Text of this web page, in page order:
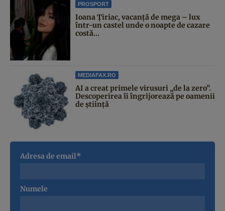
PROSPORT
Ioana Țiriac, vacanță de mega – lux
într-un castel unde o noapte de cazare
costă...
MEDIAFAX.RO
AI a creat primele virusuri „de la zero”.
Descoperirea îi îngrijorează pe oamenii
de știință
Adresa de email*
Numele